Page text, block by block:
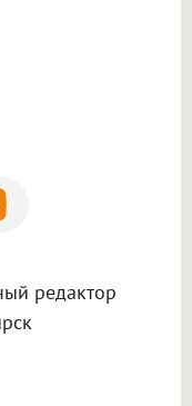
редактор